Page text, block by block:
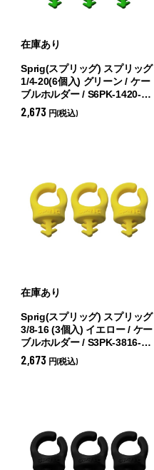
在庫あり
Sprig(スプリッグ) スプリッグ
1/4-20(6個入) グリーン / ケー
ブルホルダー / S6PK-1420-G
(グリーン)
2,673 円(税込)
在庫あり
Sprig(スプリッグ) スプリッグ
3/8-16 (3個入) イエロー / ケー
ブルホルダー / S3PK-3816-Y
(イエロー)
2,673 円(税込)